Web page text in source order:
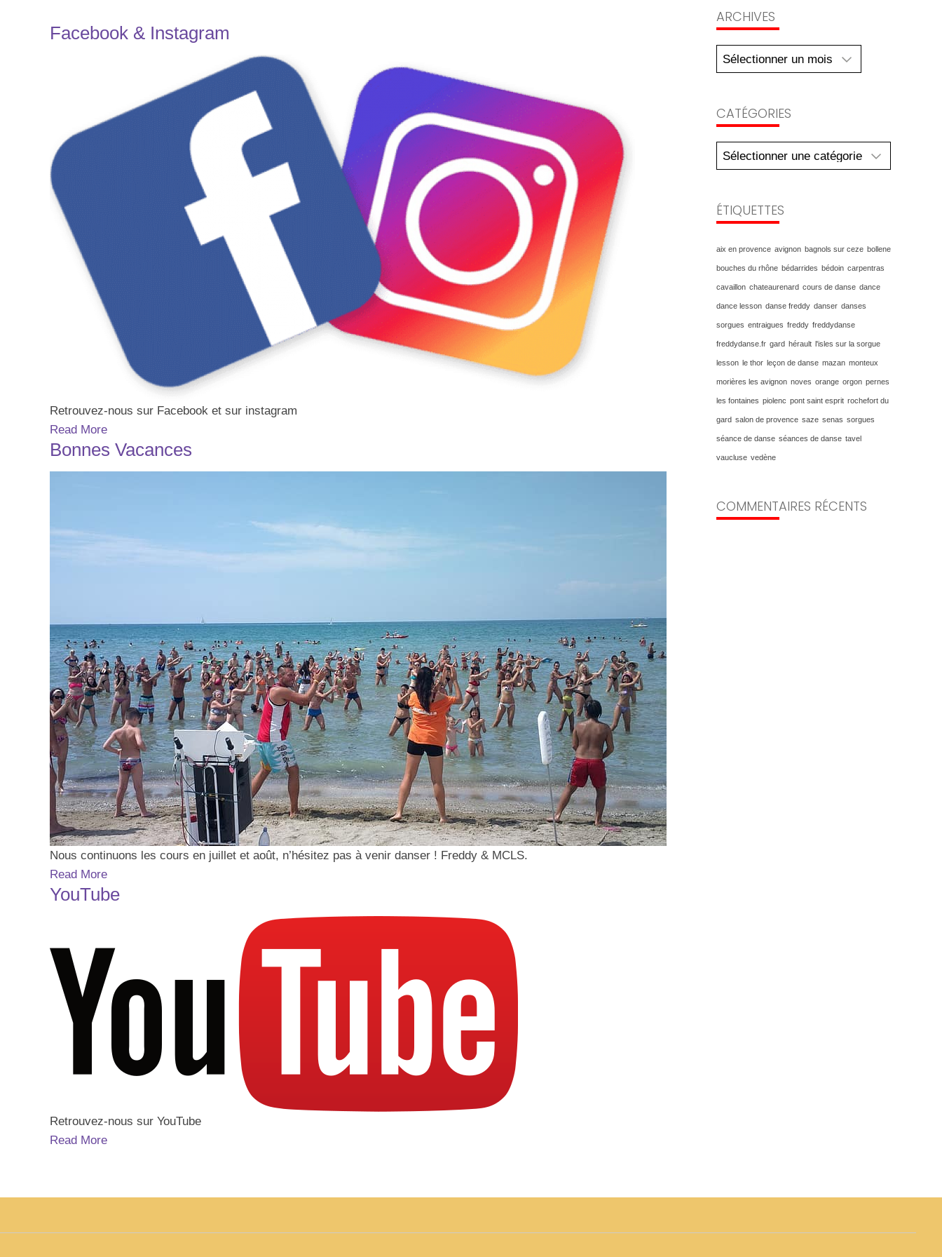
Facebook & Instagram
Retrouvez-nous sur Facebook et sur instagram
Read More
Bonnes Vacances
Nous continuons les cours en juillet et août, n’hésitez pas à venir danser ! Freddy & MCLS.
Read More
YouTube
Retrouvez-nous sur YouTube
Read More
ARCHIVES
CATÉGORIES
Catégories
ÉTIQUETTES
aix en provence avignon bagnols sur ceze bollene
bouches du rhône bédarrides bédoin carpentras
cavaillon chateaurenard cours de danse dance
dance lesson danse freddy danser danses
sorgues entraigues freddy freddydanse
freddydanse.fr gard hérault l'isles sur la sorgue
lesson le thor leçon de danse mazan monteux
morières les avignon noves orange orgon pernes
les fontaines piolenc pont saint esprit rochefort du
gard salon de provence saze senas sorgues
séance de danse séances de danse tavel
vaucluse vedène
COMMENTAIRES RÉCENTS